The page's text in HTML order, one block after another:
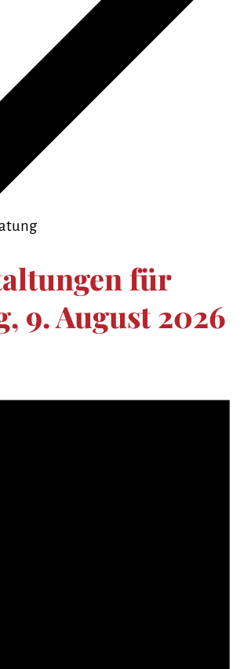
für
9. August 2026